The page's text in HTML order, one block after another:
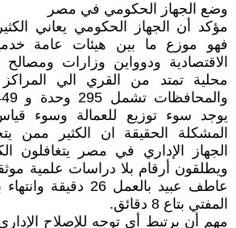
وضع الجهاز الحكومي في مصر
مؤكد أن الجهاز الحكومي يعاني
فهو موزع ما بين هيئات عامة
الاقتصادية ودوواين وزارات
محلية تمتد من القري الي المراكز
يوجد سوء توزيع للعمالة وسوء
المشكلة الحقيقة ان الكثير ممن
الجهاز الإداري في مصر يتغافلون
ويطلقون أرقام بلا دراسات علمية
عاطف عبيد بالعمل 26
المفتي بتاع 8 دقائق.
مهم أن يرتبط أي توجه للإصلاح